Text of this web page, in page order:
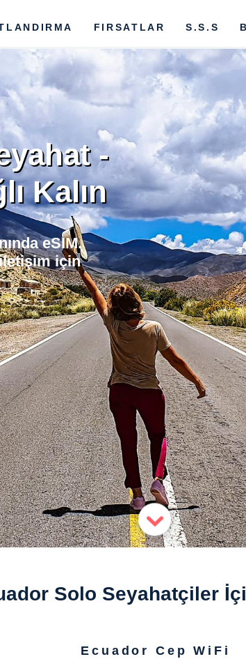
FIRSATLAR S.S.S
-
Kalın
eSIM.
için
Solo Seyahatçiler
Ecuador Cep WiFi